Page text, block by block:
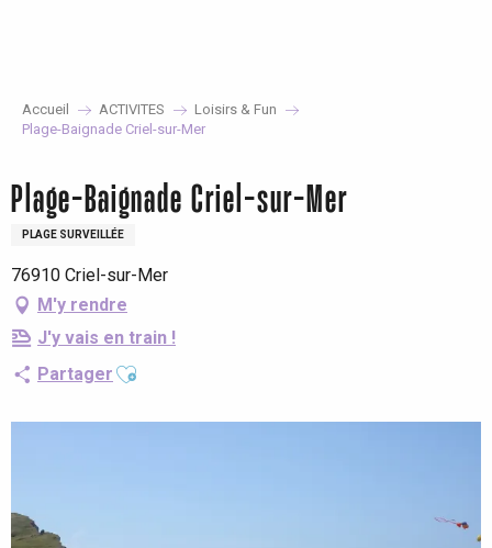
Accueil ACTIVITES
Loisirs & Fun
Plage-Baignade Criel-sur-Mer
Plage-Baignade Criel-sur-Mer
PLAGE SURVEILLÉE
76910 Criel-sur-Mer
M'y rendre
J'y vais en train !
Partager Ajouter aux favoris